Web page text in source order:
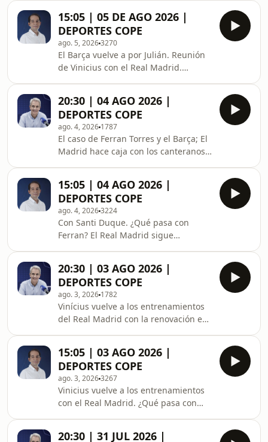
15:05 | 05 DE AGO 2026 |
DEPORTES COPE
ago. 5, 20263270
El Barça vuelve a por Julián. Reunión
de Vinicius con el Real Madrid.
Pretemporada en Primera.
Polideportivo.
20:30 | 04 AGO 2026 |
DEPORTES COPE
ago. 4, 2026 1787
El caso de Ferran Torres y el Barça; El
Madrid hace caja con los canteranos;
Estadio de Vallecas; Mercado de
fichajes; Noticias polideportivas.
15:05 | 04 AGO 2026 |
DEPORTES COPE
ago. 4, 20263224
Con Santi Duque. ¿Qué pasa con
Ferran? El Real Madrid sigue
Comunidad de Madrid. Mercado de
fichajes. Oro histórico para España en
sincronizada. Polideportivo.
20:30 | 03 AGO 2026 |
DEPORTES COPE
ago. 3, 2026 1782
Vinícius vuelve a los entrenamientos
del Real Madrid con la renovación en
fichajes; Las federaciones europeas
retiran su apoyo a Infantino; Noticias
polideportivas.
15:05 | 03 AGO 2026 |
DEPORTES COPE
ago. 3, 20263267
Vinicius vuelve a los entrenamientos
con el Real Madrid. ¿Qué pasa con
20:30 | 31 JUL 2026 |